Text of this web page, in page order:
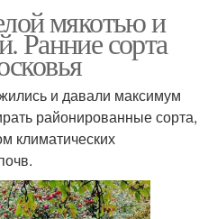
Яблоки в россии
Желтые яблоки
мякотью и
Ранние сорта
и давали максимум
районированные сорта,
климатических